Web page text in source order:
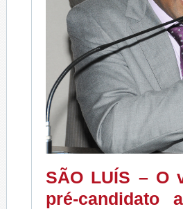
SÃO LUÍS – O
pré-